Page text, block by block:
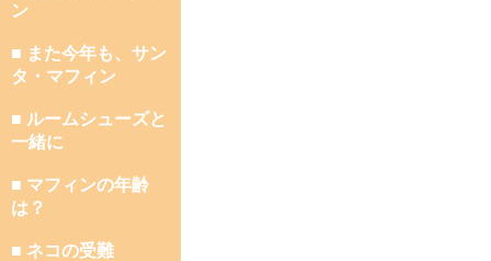
ン
■ また今年も、サン
タ・マフィン
■ ルームシューズと
一緒に
■ マフィンの年齢
は？
■ ネコの受難